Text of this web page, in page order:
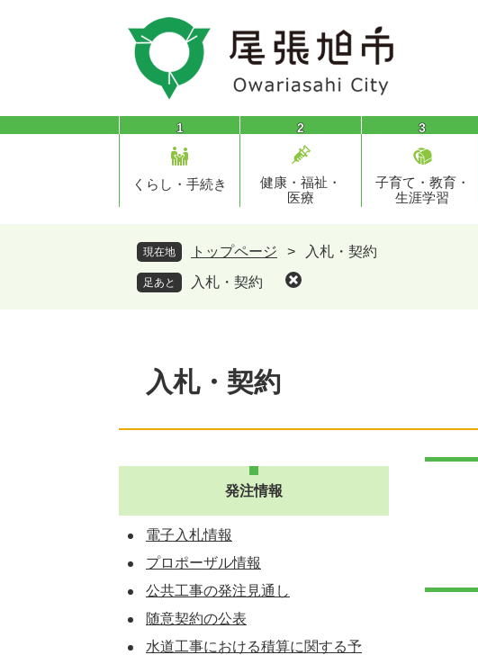
頭
飛
1
くらし・手続き
2
健康・福祉・
医療
3
子育て・教育・
生涯学習
現在地 トップページ > 入札・契約
足あと 入札・契約
入札・契約
発注情報
電子入札情報
プロポーザル情報
公共工事の発注見通し
随意契約の公表
水道工事における積算に関する予